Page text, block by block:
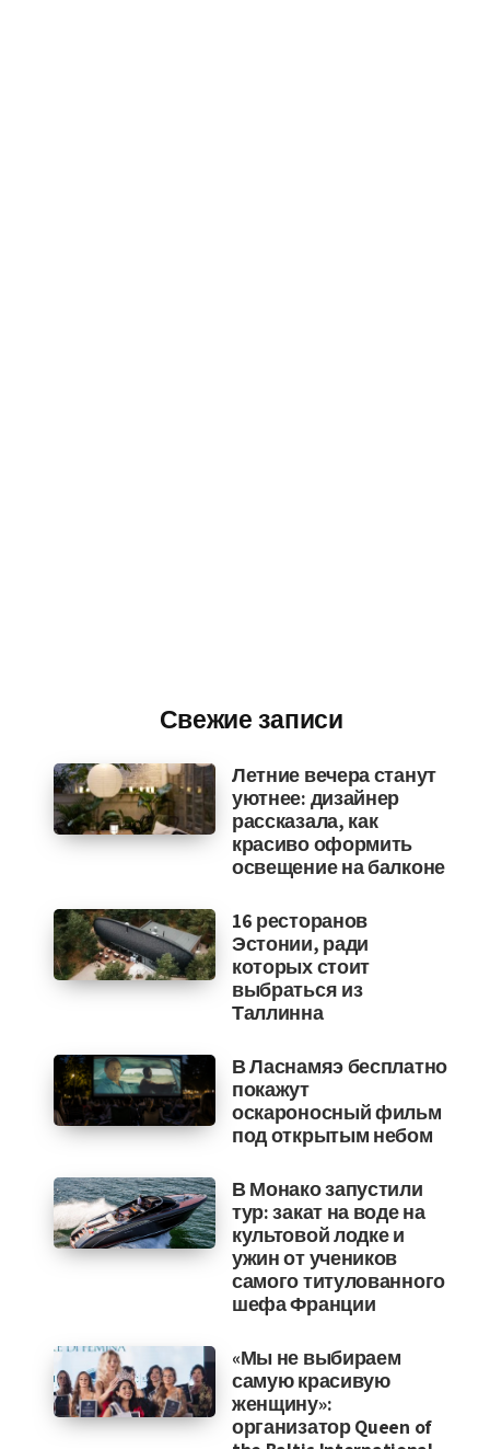
Свежие записи
Летние вечера станут
уютнее: дизайнер
рассказала, как
красиво оформить
освещение на балконе
16 ресторанов
Эстонии, ради
которых стоит
выбраться из
Таллинна
В Ласнамяэ бесплатно
покажут
оскароносный фильм
под открытым небом
В Монако запустили
тур: закат на воде на
культовой лодке и
ужин от учеников
самого титулованного
шефа Франции
«Мы не выбираем
самую красивую
женщину»:
организатор Queen of